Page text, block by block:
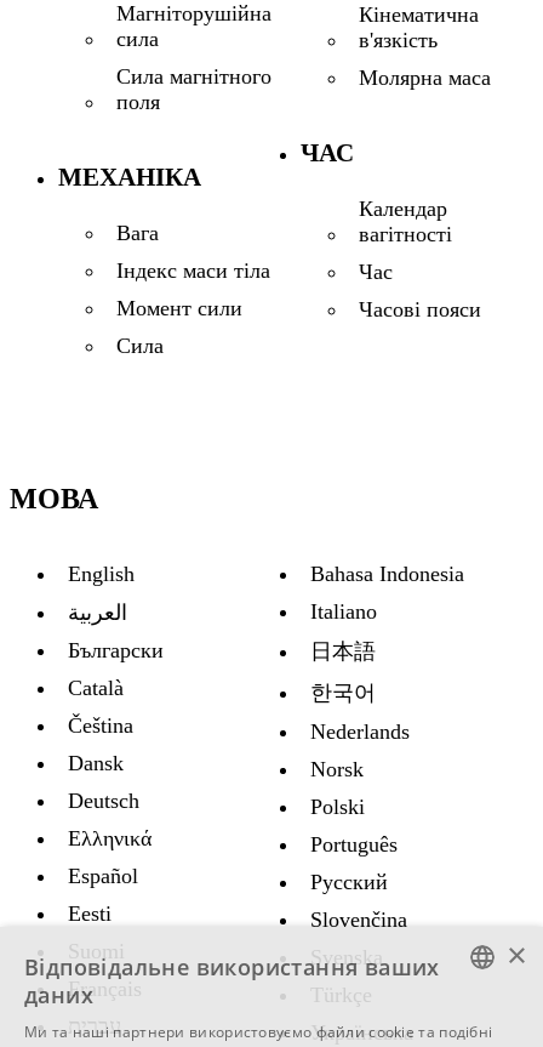
Магніторушійна
сила
Сила магнітного
поля
МЕХАНІКА
Вага
Індекс маси тіла
Момент сили
Сила
Кінематична
в'язкість
Молярна маса
ЧАС
Календар
вагітності
Час
Часові пояси
МОВА
English
العربية
Български
Català
Čeština
Dansk
Deutsch
Ελληνικά
Español
Eesti
Suomi
Français
עברית
Bahasa Indonesia
Italiano
日本語
한국어
Nederlands
Norsk
Polski
Português
Русский
Slovenčina
Svenska
Türkçe
Украïнська
×
Відповідальне використання ваших
даних
Ми та наші партнери використовуємо файли cookie та подібні